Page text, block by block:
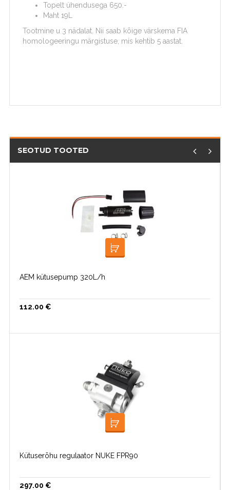
Topelt ühendusega 650.-
Maht 19L
Tootmine u 3 nädalat. Nii saab kõige värskema FIA
homologeeringu märgistuse, mis kehtib 5 aastat.
SEOTUD TOOTED
LISA KORVI
AEM kütusepump 320L/h
112.00 €
LISA KORVI
Kütuserõhu regulaator NUKE FPR90
297.00 €